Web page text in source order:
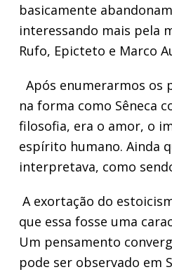
basicamente
interessando mais pela
Rufo, Epicteto e Marco
Após enumerarmos os
na forma como Sêneca
filosofia, era o amor, o
espírito humano. Ainda
interpretava, como
A exortação do
que essa fosse uma
Um pensamento
pode ser observado em